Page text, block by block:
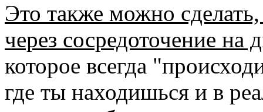
Это также можно
через сосредоточение на
которое всегда
где ты находишься и в